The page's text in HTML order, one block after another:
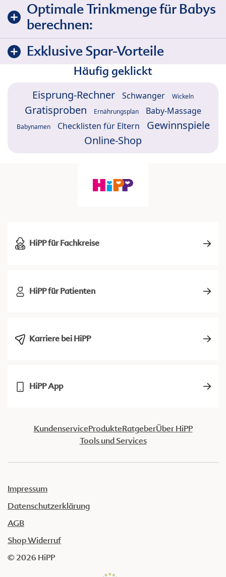
Optimale Trinkmenge für Babys
berechnen:
Exklusive Spar-Vorteile
Häufig geklickt
Eisprung-Rechner Schwanger Wickeln
Gratisproben Ernährungsplan Baby-Massage
Babynamen Checklisten für Eltern
Gewinnspiele
Online-Shop
HiPP für Fachkreise
HiPP für Patienten
Karriere bei HiPP
HiPP App
KundenserviceProdukteRatgeberÜber HiPP
Tools und Services
Impressum
Datenschutzerklärung
AGB
Shop Widerruf
© 2026 HiPP